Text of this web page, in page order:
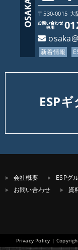
〒530-0015 大
新着情報
ESP
会社概要 ESPグ
お問い合わせ
資
Privacy Policy |